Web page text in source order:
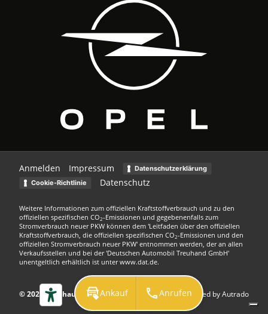
Anmelden Impressum
Datenschutzerklärung
Cookie-Richtlinie
Datenschutz
Weitere Informationen zum offiziellen Kraftstoffverbrauch und zu den
offiziellen spezifischen CO2-Emissionen und gegebenenfalls zum
Stromverbrauch neuer PKW können dem 'Leitfaden über den offiziellen
Kraftstoffverbrauch, die offiziellen spezifischen CO2-Emissionen und den
offiziellen Stromverbrauch neuer PKW' entnommen werden, der an allen
Verkaufsstellen und bei der 'Deutschen Automobil Treuhand GmbH'
unentgeltlich erhältlich ist unter www.dat.de.
© 2026Autohaus Kuhn GmbH Powered by Autrado
Ankauf Anrufen